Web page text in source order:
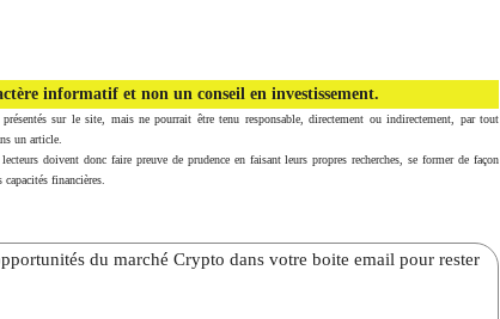
informatif et non un conseil en investissement.
sur le site, mais ne pourrait être tenu responsable, directement ou indirectement, par tout
un article.
doivent donc faire preuve de prudence en faisant leurs propres recherches, se former de façon
financières.
du marché Crypto dans votre boite email pour rester